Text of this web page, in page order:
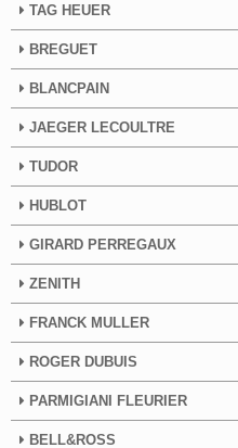
TAG HEUER
BREGUET
BLANCPAIN
JAEGER LECOULTRE
TUDOR
HUBLOT
GIRARD PERREGAUX
ZENITH
FRANCK MULLER
ROGER DUBUIS
PARMIGIANI FLEURIER
BELL&ROSS